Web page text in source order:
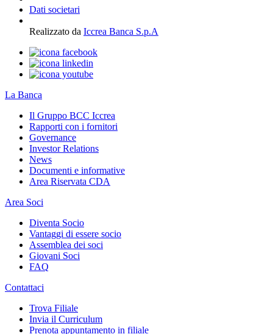
Dati societari
Realizzato da Iccrea Banca S.p.A
La Banca
Il Gruppo BCC Iccrea
Rapporti con i fornitori
Governance
Investor Relations
News
Documenti e informative
Area Riservata CDA
Area Soci
Diventa Socio
Vantaggi di essere socio
Assemblea dei soci
Giovani Soci
FAQ
Contattaci
Trova Filiale
Invia il Curriculum
Prenota appuntamento in filiale